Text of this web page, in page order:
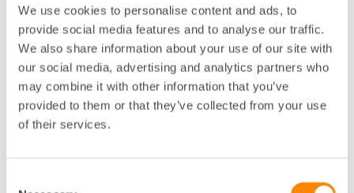
We use cookies to personalise content and ads, to
provide social media features and to analyse our traffic.
We also share information about your use of our site with
our social media, advertising and analytics partners who
may combine it with other information that you’ve
provided to them or that they’ve collected from your use
of their services.
Förvaltningshuset i Umeå, tillsammans med
Platzer, Vasakronan och Akademiska Hus har bidragit
med egna fastigheter och erfarenheter från praktisk
förvaltning. Det har varit centralt för att kunna pröva
projektets frågeställningar mot verkliga